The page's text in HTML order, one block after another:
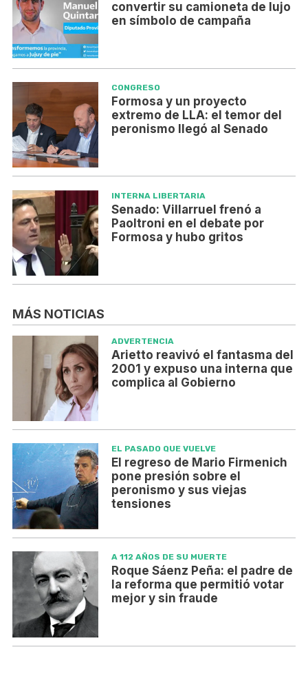
convertir su camioneta de lujo
en símbolo de campaña
CONGRESO
Formosa y un proyecto
extremo de LLA: el temor del
peronismo llegó al Senado
INTERNA LIBERTARIA
Senado: Villarruel frenó a
Paoltroni en el debate por
Formosa y hubo gritos
MÁS NOTICIAS
ADVERTENCIA
Arietto reavivó el fantasma del
2001 y expuso una interna que
complica al Gobierno
EL PASADO QUE VUELVE
El regreso de Mario Firmenich
pone presión sobre el
peronismo y sus viejas
tensiones
A 112 AÑOS DE SU MUERTE
Roque Sáenz Peña: el padre de
la reforma que permitió votar
mejor y sin fraude